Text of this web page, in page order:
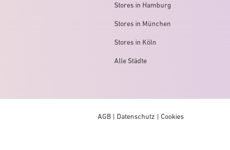
Stores in Hamburg
Stores in München
Stores in Köln
Alle Städte
AGB Datenschutz Cookies